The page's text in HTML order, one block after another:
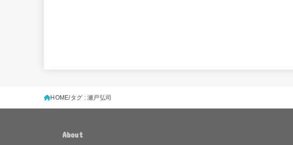
HOME タグ : 瀬戸弘司
About